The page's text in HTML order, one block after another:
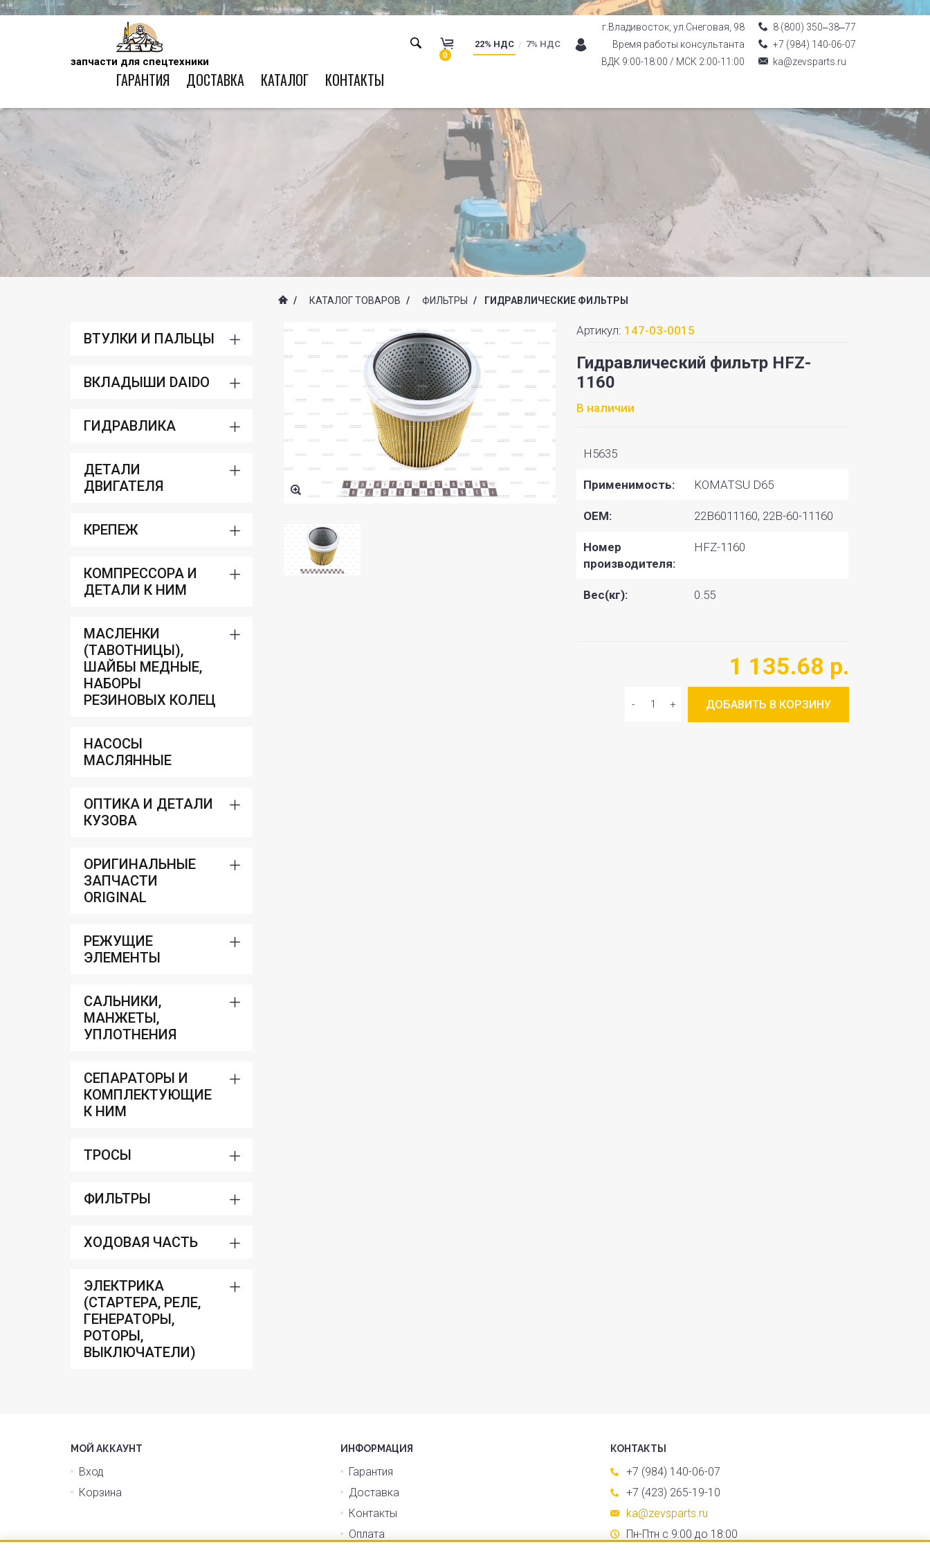
г.Владивосток, ул.Снеговая, 98
Время работы консультанта
ВДК 9:00-18:00 / МСК 2:00-11:00
8 (800) 350‒38‒77
+7 (984) 140-06-07
ka@zevsparts.ru
22% НДС 7% НДС
0
запчасти для спецтехники
ГАРАНТИЯ ДОСТАВКА КАТАЛОГ КОНТАКТЫ
ВТУЛКИ И ПАЛЬЦЫ
ВКЛАДЫШИ DAIDO
ГИДРАВЛИКА
ДЕТАЛИ
ДВИГАТЕЛЯ
КРЕПЕЖ
КОМПРЕССОРА И
ДЕТАЛИ К НИМ
МАСЛЕНКИ
(ТАВОТНИЦЫ),
ШАЙБЫ МЕДНЫЕ,
НАБОРЫ
РЕЗИНОВЫХ КОЛЕЦ
НАСОСЫ
МАСЛЯННЫЕ
ОПТИКА И ДЕТАЛИ
КУЗОВА
ОРИГИНАЛЬНЫЕ
ЗАПЧАСТИ
ORIGINAL
РЕЖУЩИЕ
ЭЛЕМЕНТЫ
САЛЬНИКИ,
МАНЖЕТЫ,
УПЛОТНЕНИЯ
СЕПАРАТОРЫ И
КОМПЛЕКТУЮЩИЕ
К НИМ
ТРОСЫ
ФИЛЬТРЫ
ХОДОВАЯ ЧАСТЬ
ЭЛЕКТРИКА
(СТАРТЕРА, РЕЛЕ,
ГЕНЕРАТОРЫ,
РОТОРЫ,
ВЫКЛЮЧАТЕЛИ)
/ КАТАЛОГ ТОВАРОВ / ФИЛЬТРЫ / ГИДРАВЛИЧЕСКИЕ ФИЛЬТРЫ
Артикул: 147-03-0015
Гидравлический фильтр HFZ-
1160
В наличии
H5635
Применимость: KOMATSU D65
OEM: 22B6011160, 22B-60-11160
Номер
производителя:
HFZ-1160
Вес(кг): 0.55
1 135.68 р.
ДОБАВИТЬ В КОРЗИНУ
МОЙ АККАУНТ
Вход
Корзина
ИНФОРМАЦИЯ
Гарантия
Доставка
Контакты
Оплата
КОНТАКТЫ
+7 (984) 140-06-07
+7 (423) 265-19-10
ka@zevsparts.ru
Пн-Птн с 9:00 до 18:00